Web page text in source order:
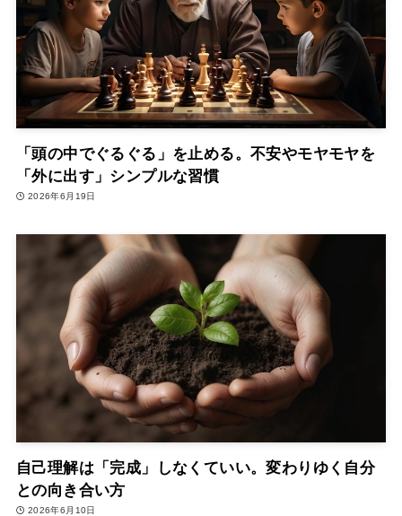
「頭の中でぐるぐる」を止める。不安やモヤモヤを
「外に出す」シンプルな習慣
2026年6月19日
自己理解は「完成」しなくていい。変わりゆく自分
との向き合い方
2026年6月10日